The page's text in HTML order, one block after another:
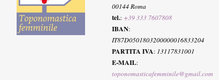
00144 Roma
tel.:+39 333 7607808
IBAN:
IT87D0501803200000016833204
PARTITA IVA: 13117831001
E-MAIL:
toponomasticafemminile@gmail.com